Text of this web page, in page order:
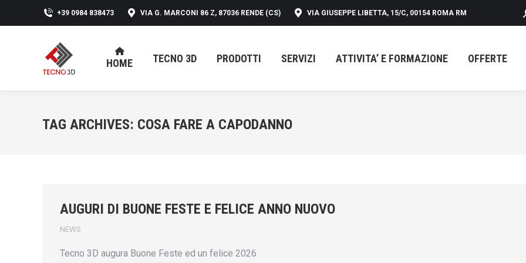
+39 0984 838473 VIA G. MARCONI 86 Z, 87036 RENDE (CS) VIA GIUSEPPE LIBETTA, 15/C, 00154 ROMA RM
HOME TECNO 3D PRODOTTI SERVIZI ATTIVITA’ E FORMAZIONE OFFERTE
TAG ARCHIVES: COSA FARE A CAPODANNO
AUGURI DI BUONE FESTE E FELICE ANNO NUOVO
NEWS
Tecno 3D augura Buone Feste ed un felice 2026
HOME SERVIZI